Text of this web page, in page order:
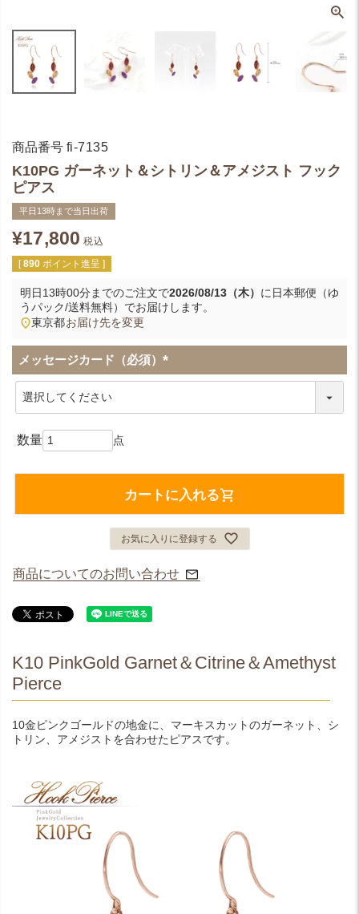
商品番号 fi-7135
K10PG ガーネット＆シトリン＆アメジスト フック
ピアス
平日13時まで当日出荷
¥17,800 税込
[ 890 ポイント進呈 ]
明日13時00分までのご注文で2026/08/13（木） に 日本郵便（ゆ
うパック/送料無料） でお届けします。
東京都お届け先を変更
メッセージカード（必須）
(
カートに入れる
お気に入りに登録する
商品についてのお問い合わせ
K10 PinkGold Garnet＆Citrine＆Amethyst
Pierce
10金ピンクゴールドの地金に、マーキスカットのガーネット、シ
トリン、アメジストを合わせたピアスです。